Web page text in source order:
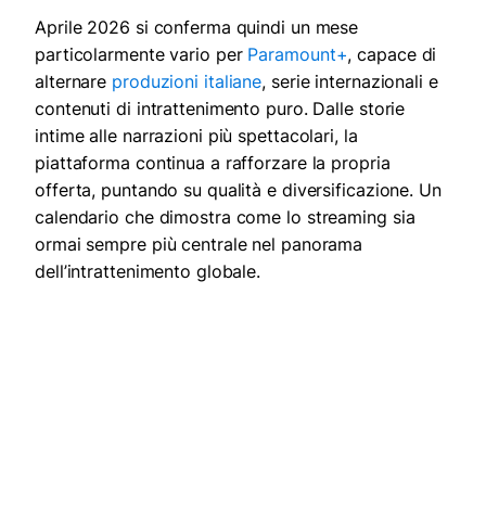
Aprile 2026 si conferma quindi un mese
particolarmente vario per Paramount+, capace di
alternare produzioni italiane, serie internazionali e
contenuti di intrattenimento puro. Dalle storie
intime alle narrazioni più spettacolari, la
piattaforma continua a rafforzare la propria
offerta, puntando su qualità e diversificazione. Un
calendario che dimostra come lo streaming sia
ormai sempre più centrale nel panorama
dell’intrattenimento globale.